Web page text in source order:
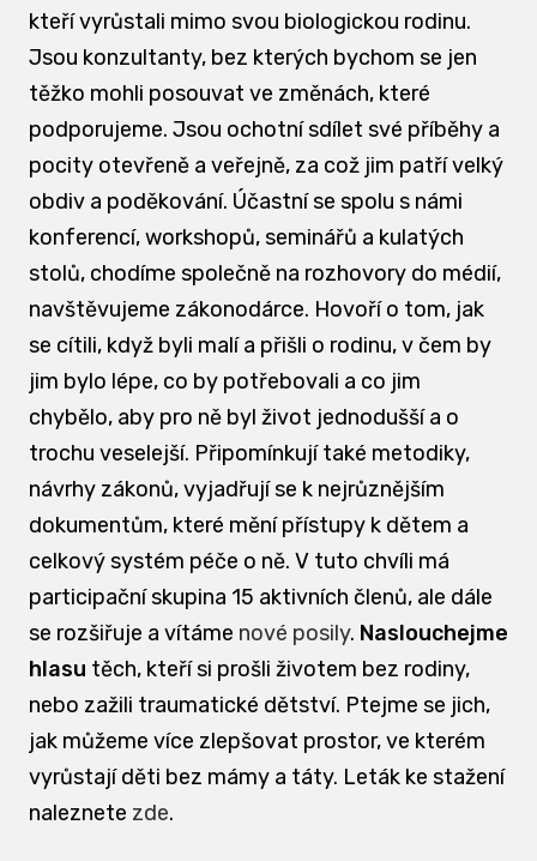
kteří vyrůstali mimo svou biologickou rodinu.
Jsou konzultanty, bez kterých bychom se jen
těžko mohli posouvat ve změnách, které
podporujeme. Jsou ochotní sdílet své příběhy a
pocity otevřeně a veřejně, za což jim patří velký
obdiv a poděkování. Účastní se spolu s námi
konferencí, workshopů, seminářů a kulatých
stolů, chodíme společně na rozhovory do médií,
navštěvujeme zákonodárce. Hovoří o tom, jak
se cítili, když byli malí a přišli o rodinu, v čem by
jim bylo lépe, co by potřebovali a co jim
chybělo, aby pro ně byl život jednodušší a o
trochu veselejší. Připomínkují také metodiky,
návrhy zákonů, vyjadřují se k nejrůznějším
dokumentům, které mění přístupy k dětem a
celkový systém péče o ně. V tuto chvíli má
participační skupina 15 aktivních členů, ale dále
se rozšiřuje a vítáme nové posily. Naslouchejme
hlasu těch, kteří si prošli životem bez rodiny,
nebo zažili traumatické dětství. Ptejme se jich,
jak můžeme více zlepšovat prostor, ve kterém
vyrůstají děti bez mámy a táty. Leták ke stažení
naleznete zde.